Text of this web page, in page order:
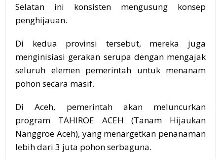
Selatan ini konsisten mengusung konsep
penghijauan.
Di kedua provinsi tersebut, mereka juga
menginisiasi gerakan serupa dengan mengajak
seluruh elemen pemerintah untuk menanam
pohon secara masif.
Di Aceh, pemerintah akan meluncurkan
program TAHIROE ACEH (Tanam Hijaukan
Nanggroe Aceh), yang menargetkan penanaman
lebih dari 3 juta pohon serbaguna.